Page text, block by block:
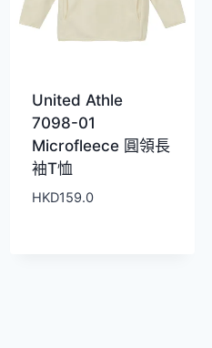
United Athle
7098-01
Microfleece 圓領長
袖T恤
HKD159.0